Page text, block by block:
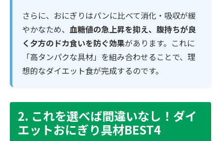
さらに、おにぎりはパンに比べて消化・吸収が緩
やかなため、 血糖値の急上昇を抑え、腹持ちが良
く夕方のドカ食いを防ぐ効果があります。これに
「高タンパクな具材」を組み合わせることで、理
想的なダイエット食が完成するのです。
2. これを選べば間違いなし！ダイ
エットおにぎり具材BEST4